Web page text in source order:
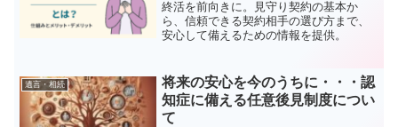
終活を前向きに。見守り契約の基本か
ら、信頼できる契約相手の選び方まで、
安心して備えるための情報を提供。
遺言・相続
将来の安心を今のうちに・・・認
知症に備える任意後見制度につい
て